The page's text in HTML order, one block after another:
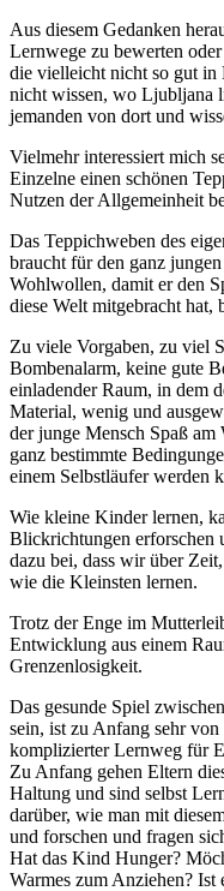
Aus diesem Gedanken
Lernwege zu bewerten
die vielleicht nicht so gut in
nicht wissen, wo Ljubljana
jemanden von dort und
Vielmehr interessiert mich
Einzelne einen schönen
Nutzen der Allgemeinheit
Das Teppichweben des
braucht für den ganz
Wohlwollen, damit er den
diese Welt mitgebracht hat,
Zu viele Vorgaben, zu viel
Bombenalarm, keine gute
einladender Raum, in dem
Material, wenig und
der junge Mensch Spaß
ganz bestimmte
einem Selbstläufer werden
Wie kleine Kinder lernen,
Blickrichtungen erforschen
dazu bei, dass wir über
wie die Kleinsten lernen.
Trotz der Enge im
Entwicklung aus einem
Grenzenlosigkeit.
Das gesunde Spiel
sein, ist zu Anfang sehr
komplizierter Lernweg für
Zu Anfang gehen Eltern
Haltung und sind selbst
darüber, wie man mit
und forschen und fragen
Hat das Kind Hunger?
Warmes zum Anziehen? Ist